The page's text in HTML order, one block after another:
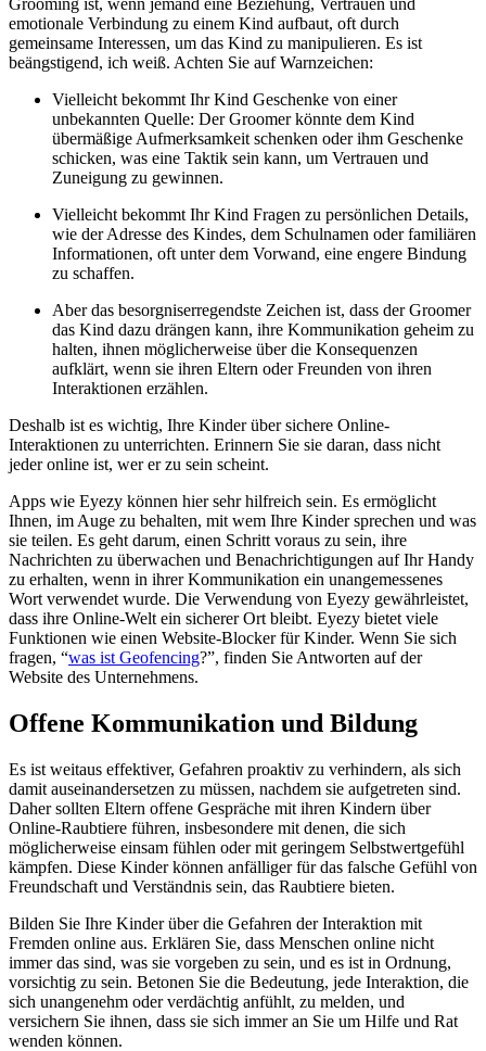
emotionale Verbindung zu einem Kind aufbaut, oft durch
gemeinsame Interessen, um das Kind zu manipulieren. Es ist
beängstigend, ich weiß. Achten Sie auf Warnzeichen:
Vielleicht bekommt Ihr Kind Geschenke von einer
unbekannten Quelle: Der Groomer könnte dem Kind
übermäßige Aufmerksamkeit schenken oder ihm Geschenke
schicken, was eine Taktik sein kann, um Vertrauen und
Zuneigung zu gewinnen.
Vielleicht bekommt Ihr Kind Fragen zu persönlichen Details,
wie der Adresse des Kindes, dem Schulnamen oder familiären
Informationen, oft unter dem Vorwand, eine engere Bindung
zu schaffen.
Aber das besorgniserregendste Zeichen ist, dass der Groomer
das Kind dazu drängen kann, ihre Kommunikation geheim zu
halten, ihnen möglicherweise über die Konsequenzen
aufklärt, wenn sie ihren Eltern oder Freunden von ihren
Interaktionen erzählen.
Deshalb ist es wichtig, Ihre Kinder über sichere Online-
Interaktionen zu unterrichten. Erinnern Sie sie daran, dass nicht
jeder online ist, wer er zu sein scheint.
Apps wie Eyezy können hier sehr hilfreich sein. Es ermöglicht
Ihnen, im Auge zu behalten, mit wem Ihre Kinder sprechen und was
sie teilen. Es geht darum, einen Schritt voraus zu sein, ihre
Nachrichten zu überwachen und Benachrichtigungen auf Ihr Handy
zu erhalten, wenn in ihrer Kommunikation ein unangemessenes
Wort verwendet wurde. Die Verwendung von Eyezy gewährleistet,
dass ihre Online-Welt ein sicherer Ort bleibt. Eyezy bietet viele
Funktionen wie einen Website-Blocker für Kinder. Wenn Sie sich
fragen, “was ist Geofencing?”, finden Sie Antworten auf der
Website des Unternehmens.
Offene Kommunikation und Bildung
Es ist weitaus effektiver, Gefahren proaktiv zu verhindern, als sich
damit auseinandersetzen zu müssen, nachdem sie aufgetreten sind.
Daher sollten Eltern offene Gespräche mit ihren Kindern über
Online-Raubtiere führen, insbesondere mit denen, die sich
möglicherweise einsam fühlen oder mit geringem Selbstwertgefühl
kämpfen. Diese Kinder können anfälliger für das falsche Gefühl von
Freundschaft und Verständnis sein, das Raubtiere bieten.
Bilden Sie Ihre Kinder über die Gefahren der Interaktion mit
Fremden online aus. Erklären Sie, dass Menschen online nicht
immer das sind, was sie vorgeben zu sein, und es ist in Ordnung,
vorsichtig zu sein. Betonen Sie die Bedeutung, jede Interaktion, die
sich unangenehm oder verdächtig anfühlt, zu melden, und
versichern Sie ihnen, dass sie sich immer an Sie um Hilfe und Rat
wenden können.